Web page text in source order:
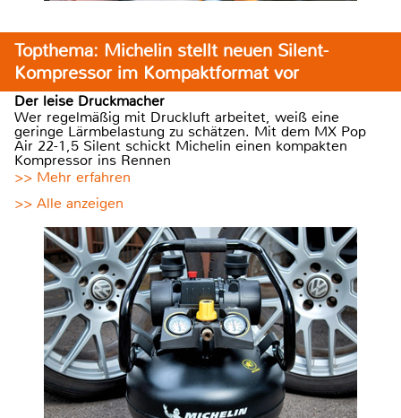
Topthema: Michelin stellt neuen Silent-
Kompressor im Kompaktformat vor
Der leise Druckmacher
Wer regelmäßig mit Druckluft arbeitet, weiß eine
geringe Lärmbelastung zu schätzen. Mit dem MX Pop
Air 22-1,5 Silent schickt Michelin einen kompakten
Kompressor ins Rennen
>> Mehr erfahren
>> Alle anzeigen